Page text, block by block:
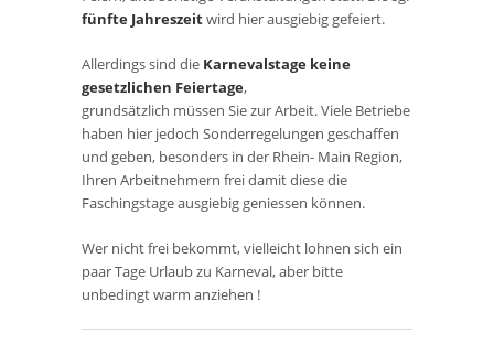
fünfte Jahreszeitwird hier ausgiebig gefeiert.
Allerdings sind die Karnevalstage keine
gesetzlichen Feiertage,
grundsätzlich müssen Sie zur Arbeit. Viele Betriebe
haben hier jedoch Sonderregelungen geschaffen
und geben, besonders in der Rhein- Main Region,
Ihren Arbeitnehmern frei damit diese die
Faschingstage ausgiebig geniessen können.
Wer nicht frei bekommt, vielleicht lohnen sich ein
paar Tage Urlaub zu Karneval, aber bitte
unbedingt warm anziehen !